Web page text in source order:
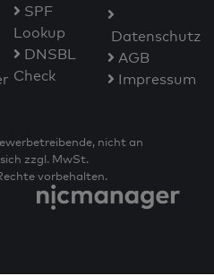
SPF
Lookup
DNSBL
Check
Datenschutz
AGB
Impressum
nicht an
zzgl. MwSt.
vorbehalten.